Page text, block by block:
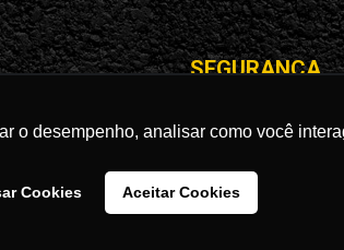
o desempenho, analisar como você
Cookies Aceitar Cookies
SEGURANÇA
0001-50 | Avenida Ricardo Brandão, nº 2177 |